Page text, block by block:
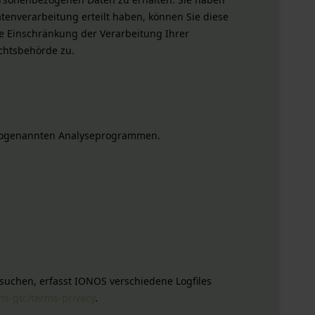
erteilt haben, können Sie diese
Einschränkung der Verarbeitung Ihrer
zu.
Analyseprogrammen.
erfasst IONOS verschiedene Logfiles
gtc/terms-privacy.